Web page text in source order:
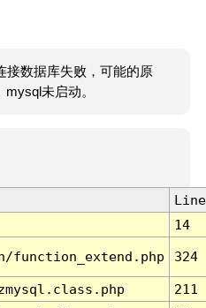
接数据库失败，可能的原
未启动。
Line
14
function_extend.php 324
211